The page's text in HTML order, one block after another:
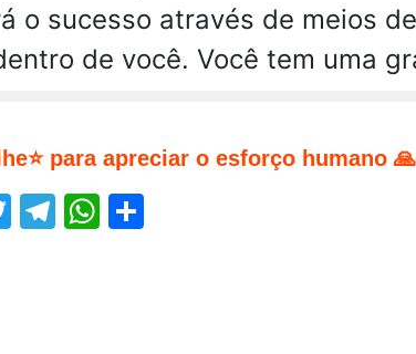
o sucesso através de meios
de você. Você tem uma
para apreciar o esforço humano 🙏
Twitter
Telegram
WhatsApp